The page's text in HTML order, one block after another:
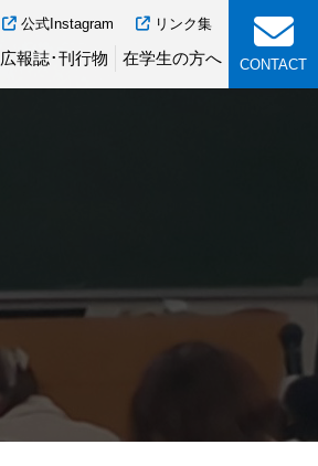
公式Instagram リンク集
広報誌･刊行物 在学生の方へ CONTACT